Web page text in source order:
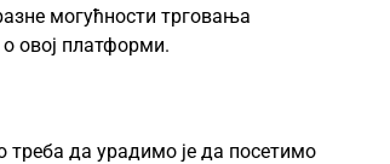
могућности трговања
овој платформи.
треба да урадимо је да посетимо